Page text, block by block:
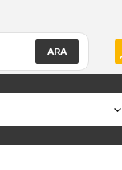
ARA